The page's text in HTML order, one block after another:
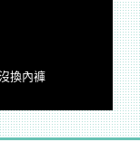
換內褲